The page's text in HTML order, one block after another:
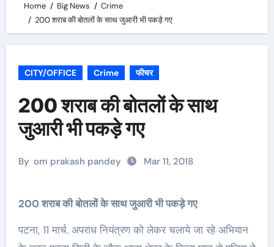
Home Big News
Crime
200 शराब की बोतलों के साथ जुआरी भी पकड़े गए
CITY/OFFICE Crime फीचर
200 शराब की बोतलों के साथ
जुआरी भी पकड़े गए
By om prakash pandey Mar 11, 2018
200 शराब की बोतलों के साथ जुआरी भी पकड़े गए
पटना, 11 मार्च. अपराध नियंत्रण को लेकर चलाये जा रहे अभियान